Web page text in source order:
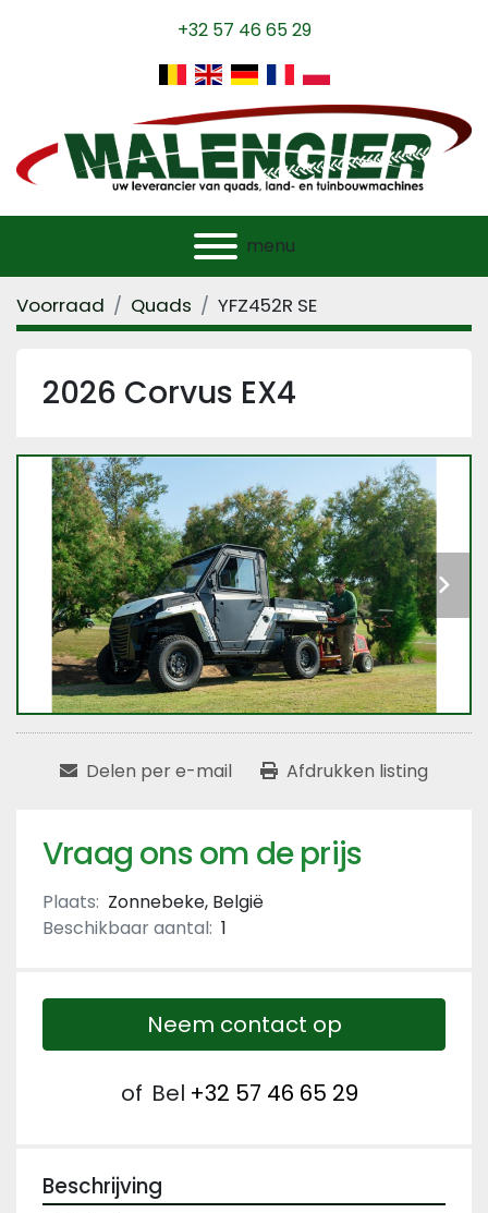
+32 57 46 65 29
menu
Voorraad Quads YFZ452R SE
2026 Corvus EX4
Delen per e-mail Afdrukken listing
Vraag ons om de prijs
Plaats: Zonnebeke, België
Beschikbaar aantal: 1
Neem contact op
of Bel +32 57 46 65 29
Beschrijving